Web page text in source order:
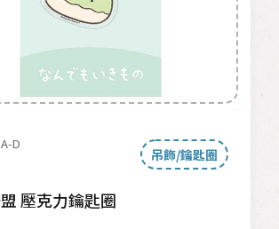
D
吊飾/鑰匙圈
壓克力鑰匙圈